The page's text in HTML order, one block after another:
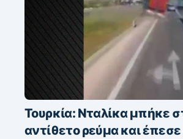
Τουρκία: Νταλίκα μπήκε
αντίθετο ρεύμα και έπεσε